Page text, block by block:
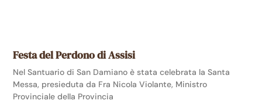
Festa del Perdono di Assisi
Nel Santuario di San Damiano è stata celebrata la Santa
Messa, presieduta da Fra Nicola Violante, Ministro
Provinciale della Provincia